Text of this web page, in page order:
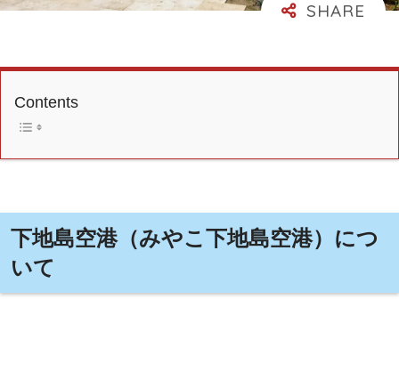
Contents
下地島空港（みやこ下地島空港）につ
いて